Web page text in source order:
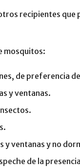
recipientes que
mosquitos:
de preferencia
y ventanas.
y ventanas y no
de la